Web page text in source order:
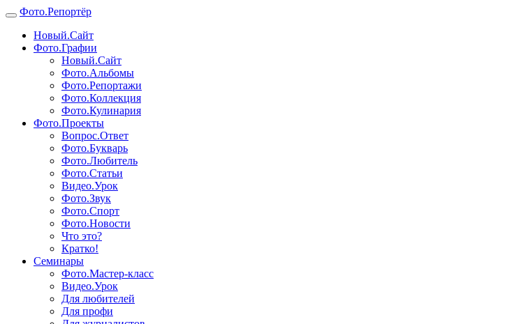
Фото.Репортёр
Новый.Сайт
Фото.Графии
Новый.Сайт
Фото.Альбомы
Фото.Репортажи
Фото.Коллекция
Фото.Кулинария
Фото.Проекты
Вопрос.Ответ
Фото.Букварь
Фото.Любитель
Фото.Статьи
Видео.Урок
Фото.Звук
Фото.Спорт
Фото.Новости
Что это?
Кратко!
Семинары
Фото.Мастер-класс
Видео.Урок
Для любителей
Для профи